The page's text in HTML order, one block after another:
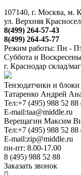
107140, г. Москва, м.
ул. Верхняя
8(499) 264-57-43
8(499) 264-45-77
Режим работы: Пн -
Суббота и
г. Краснодар склад/
Тензодатчики и
Татаренко Андрей
Тел:+7 (495) 988 52 88
E-mail:taa@middle.ru
Верещагин Максим
Тел:+7 (495) 988 52 88
E-mail:zip@middle.ru
пн-пт: 8.00-17.00
8 (495) 988 52 88
Заказать звонок